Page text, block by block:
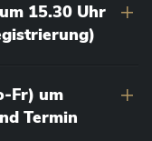
15.30 Uhr
Fr) um
Termin